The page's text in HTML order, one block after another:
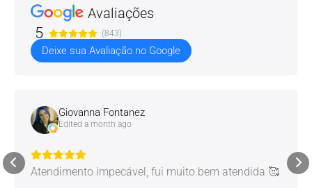
Avaliações
5 (843)
Deixe sua Avaliação no Google
Giovanna Fontanez
Edited a month ago
Atendimento impecável, fui muito bem atendida 🥰